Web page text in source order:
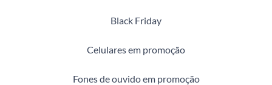
Black Friday
Celulares em promoção
Fones de ouvido em promoção